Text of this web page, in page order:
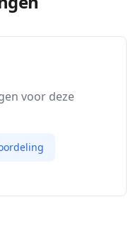
voor deze